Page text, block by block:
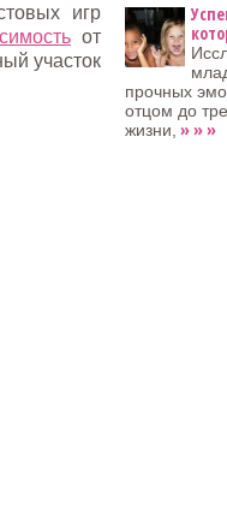
игр
от
участок
прочных
отцом до
жизни, » » »